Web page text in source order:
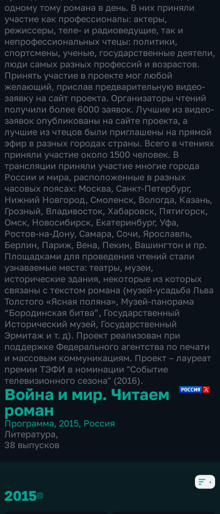
одному тому романа в день. В них приняли
участие как профессионалы: актеры,
режиссеры, теле- и радиоведущие, так и
непрофессиональных чтецы: политики,
спортсмены, ученые, государственные деятели,
люди самых разных профессий и возрастов.
Принять участие в проекте мог любой
желающий, прислав предварительную видео-
заявку на сайт проекта. Организаторы чтений
получили более 6000 заявок. Лучшие из видео-
заявок опубликованы на сайте проекта, а
лучшие из чтецов были приглашены на прямой
эфир в разных городах страны. Всего в чтениях
приняли участие около 1500 человек. В
трансляции приняли участие многие города
России и мира, расположенные в разных
часовых поясах: Москва, Санкт-Петербург,
Нижний Новгород, Смоленск, Вологда, Казань,
Грозный, Владивосток, Хабаровск, Пятигорск,
Омск, Новосибирск, Екатеринбург, Уфа,
Ростов-на-Дону, Самара, Сочи, Ярославль,
Берлин, Париж, Вена, Пекин, Вашингтон и пр.
Площадками для проведения чтений стали
узнаваемые места: театры, музеи,
исторические здания, некоторые из которых
связаны с текстом романа (музей-усадьба Льва
Толстого «Ясная поляна», Музей-панорама
“Бородинская битва”, Государственный
Исторический музей, Государственный
Эрмитаж и т. д). Проект реализован при
поддержке Федерального агентства по печати
и массовым коммуникациям. Проект – лауреат
премии ТЭФИ в номинации "Событие
телевизионного сезона" (2016).
Война и мир. Читаем
роман
Программа, 2015, Россия
Литература,
38 выпусков
20152015